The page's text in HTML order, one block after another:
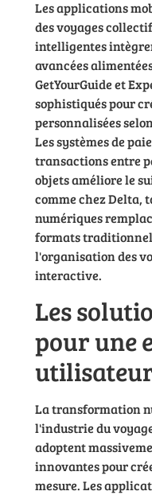
Les applications
des voyages
intelligentes
avancées
GetYourGuide et
sophistiqués pour
personnalisées
Les systèmes de
transactions entre
objets améliore le
comme chez Delta,
numériques
formats
l'organisation des
interactive.
Les
pour une
La transformation
l'industrie du
adoptent
innovantes pour
mesure. Les